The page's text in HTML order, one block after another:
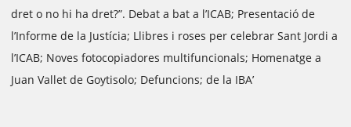
dret o no hi ha dret?”. Debat a bat a l’ICAB; Presentació de
l’Informe de la Justícia; Llibres i roses per celebrar Sant Jordi a
l’ICAB; Noves fotocopiadores multifuncionals; Homenatge a
Juan Vallet de Goytisolo; Defuncions; de la IBA’